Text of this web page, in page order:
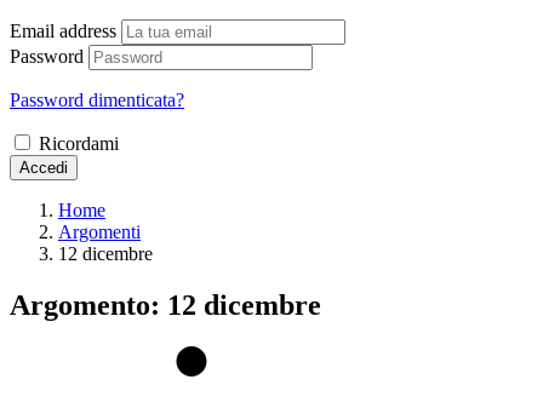
Email address
Password
Password dimenticata?
Ricordami
Accedi
Home
Argomenti
12 dicembre
Argomento: 12 dicembre